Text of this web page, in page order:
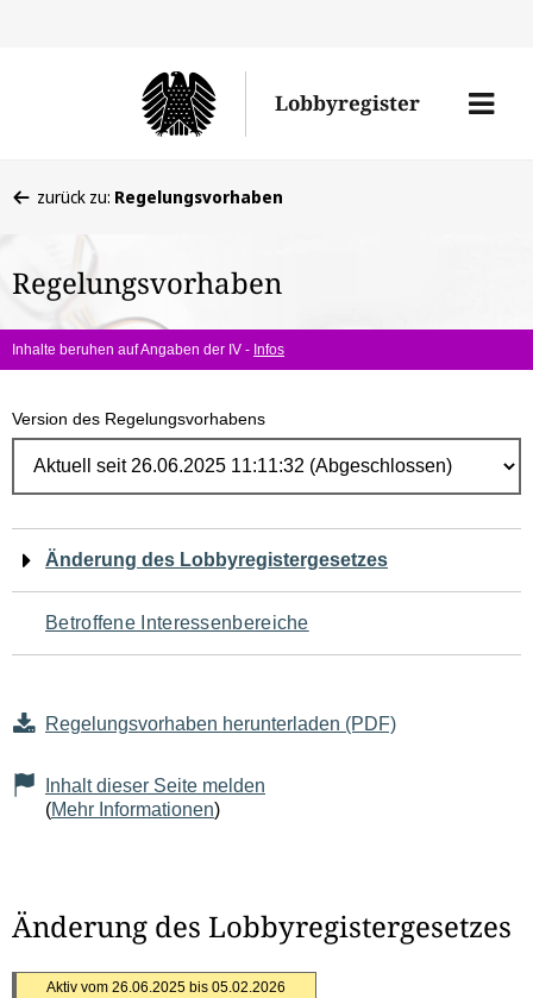
Lobbyregister
Menü
befinden
hier:
zurück zu: Regelungsvorhaben
Regelungsvorhaben
Inhalte beruhen auf Angaben der IV - Infos
Version des Regelungsvorhabens
Navigation
für
den
Seiteninhalt
Änderung des Lobbyregistergesetzes
Betroffene Interessenbereiche
Regelungsvorhaben herunterladen (PDF)
Inhalt dieser Seite melden
(Mehr Informationen)
Änderung des Lobbyregistergesetzes
Aktiv vom 26.06.2025 bis 05.02.2026